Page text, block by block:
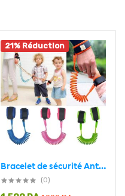
21% Réduction
Bracelet de sécurité Anti Perte pour Enfant
(0)